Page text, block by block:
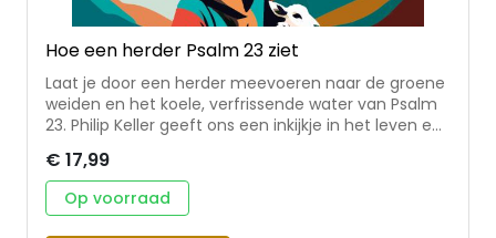
Hoe een herder Psalm 23 ziet
Laat je door een herder meevoeren naar de groene
weiden en het koele, verfrissende water van Psalm
23. Philip Keller geeft ons een inkijkje in het leven en
goede Herder die hen liefheeft en voor hen zorgt.
Deze geliefde klassieker brengt de tijdloze psalm op
een heel nieuwe manier tot leven. Een prachtig
€ 17,99
Op voorraad